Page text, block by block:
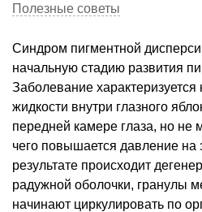
Полезные советы
Синдром пигментной
начальную стадию развития
Заболевание
жидкости внутри глазного
передней камере глаза, но не
чего повышается давление на
результате происходит
радужной оболочки, гранулы
начинают циркулировать по